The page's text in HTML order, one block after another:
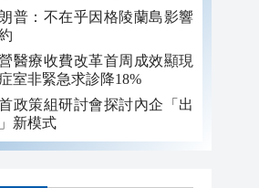
三年
普：不在乎因格陵蘭島影響
醫療收費改革首周成效顯現
室非緊急求診降18%
政策組研討會探討內企「出
新模式